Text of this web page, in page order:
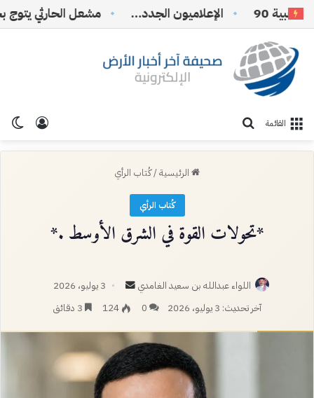
90 الإعلاميون الجدد…
تسجيل القائمة
الرئيسية/كُتاب الرأي
كُتاب الرأي
*تحولات القوة في الشرق الأوسط .*
اللواء عبدالله بن سعيد الغامدي
أرسل
بريدا
3 يوليو، 2026
آخر تحديث: 3 يوليو، 2026
0
124